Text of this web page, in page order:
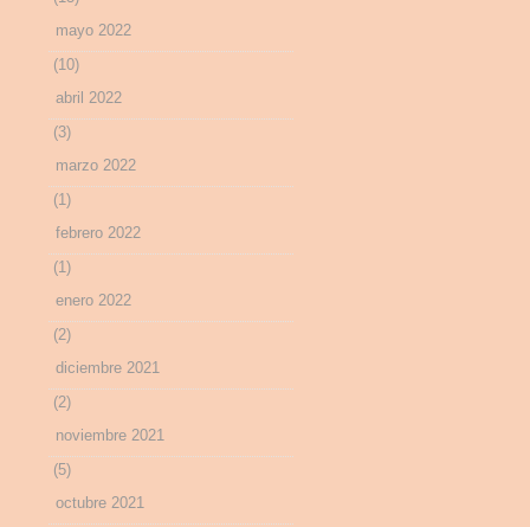
mayo 2022
(10)
abril 2022
(3)
marzo 2022
(1)
febrero 2022
(1)
enero 2022
(2)
diciembre 2021
(2)
noviembre 2021
(5)
octubre 2021